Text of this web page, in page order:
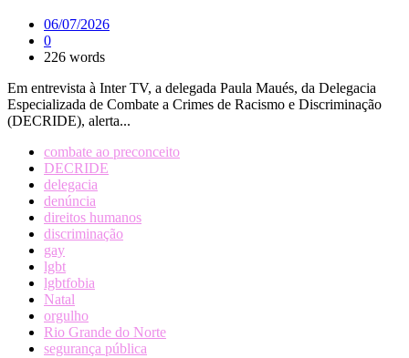
06/07/2026
0
226 words
Em entrevista à Inter TV, a delegada Paula Maués, da Delegacia
Especializada de Combate a Crimes de Racismo e Discriminação
(DECRIDE), alerta...
combate ao preconceito
DECRIDE
delegacia
denúncia
direitos humanos
discriminação
gay
lgbt
lgbtfobia
Natal
orgulho
Rio Grande do Norte
segurança pública